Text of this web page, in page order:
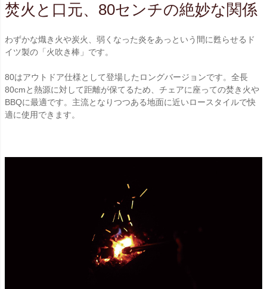
焚火と口元、80センチの絶妙な関係
わずかな熾き火や炭火、弱くなった炎をあっという間に甦らせるド
イツ製の「火吹き棒」です。
80はアウトドア仕様として登場したロングバージョンです。全長
80cmと熱源に対して距離が保てるため、チェアに座っての焚き火や
BBQに最適です。主流となりつつある地面に近いロースタイルで快
適に使用できます。